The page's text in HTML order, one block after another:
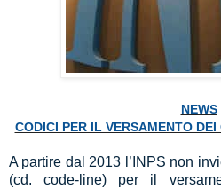
NEWS
CODICI PER IL VERSAMENTO
A partire dal 2013 l’INPS non
(cd. code-line) per il